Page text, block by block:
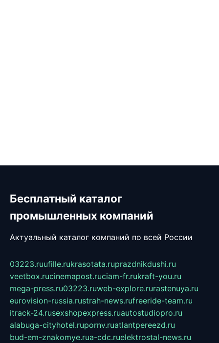
Бесплатный каталог
промышленных компаний
Актуальный каталог компаний по всей России
03223.ruufille.rukrasotata.ruprazdnikdushi.ru
veetbox.rucinemapost.ruciam-fr.rukraft-you.ru
mega-press.ru03223.ruweb-explore.rurastenuya.ru
eurovision-russia.rustrah-news.rufreeride-team.ru
itrack-24.rusexshopexpress.ruautostudiopro.ru
alabuga-cityhotel.rupornv.ruatlantpereezd.ru
bud-em-znakomye.rua-cdc.ruelektrostal-news.ru